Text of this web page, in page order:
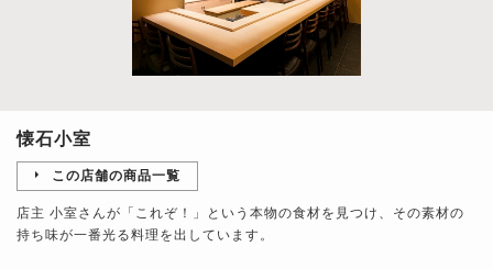
懐石小室
この店舗の商品一覧
店主 小室さんが「これぞ！」という本物の食材を見つけ、その素材の
持ち味が一番光る料理を出しています。